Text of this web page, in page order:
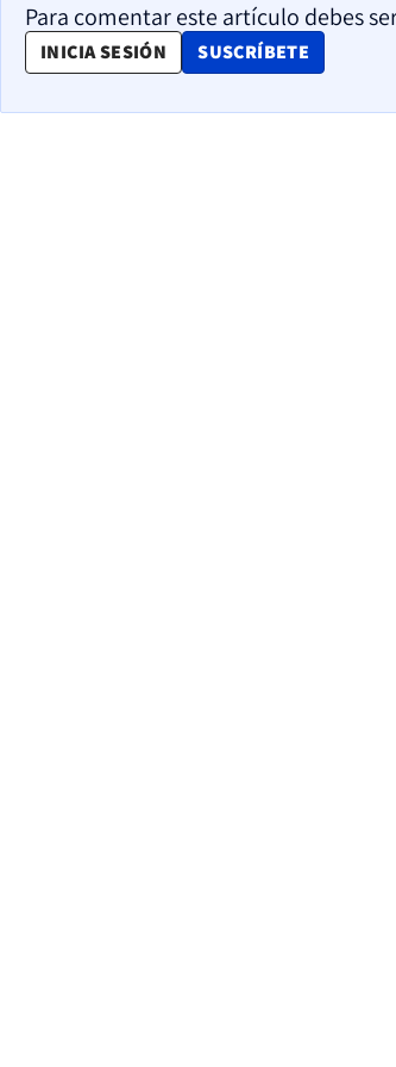
Para comentar este artículo debes
INICIA SESIÓN SUSCRÍBETE
OPENS IN NEW WINDOW